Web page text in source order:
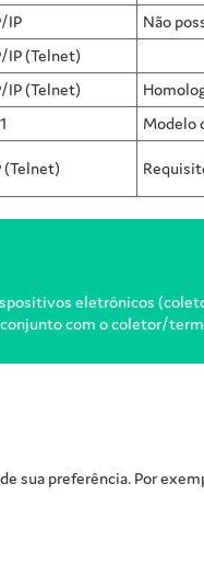
IP
Não
IP (Telnet)
IP (Telnet)
Modelo
(Telnet)
eletrônicos
com o coletor/
sua preferência. Por